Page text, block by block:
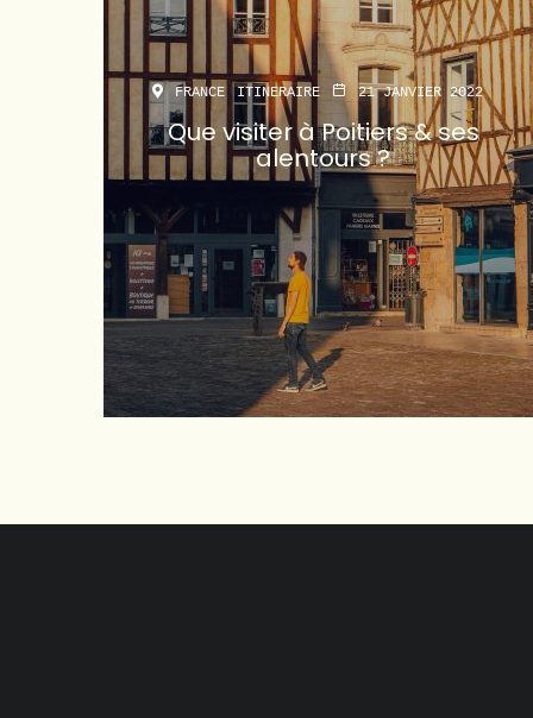
FRANCE ITINERAIRE 21 JANVIER 2022
Que visiter à Poitiers & ses
alentours ?